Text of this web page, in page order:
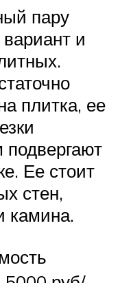
пару
и
плитка, ее
подвергают
Ее стоит
стен,
камина.